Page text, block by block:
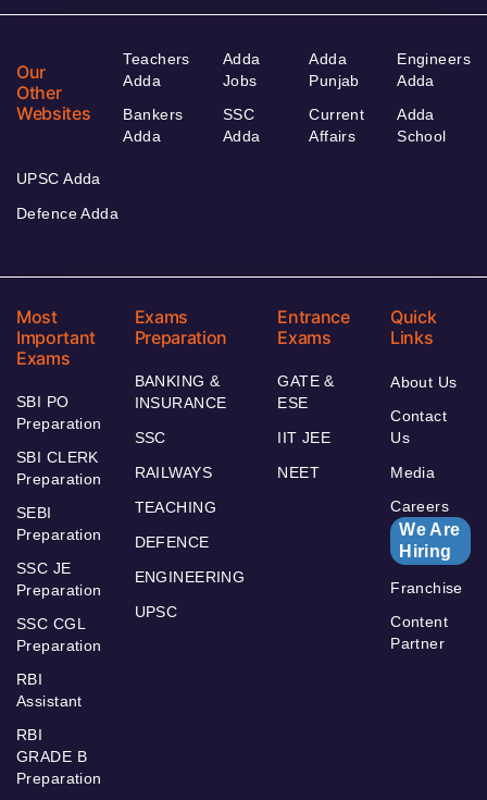
Our
Other
Websites
Teachers
Adda
Bankers
Adda
Adda
Jobs
SSC
Adda
Adda
Punjab
Current
Affairs
Engineers
Adda
Adda
School
UPSC Adda
Defence Adda
Most
Important
Exams
SBI PO
Preparation
SBI CLERK
Preparation
SEBI
Preparation
SSC JE
Preparation
SSC CGL
Preparation
RBI
Assistant
RBI
GRADE B
Preparation
Exams
Preparation
BANKING &
INSURANCE
SSC
RAILWAYS
TEACHING
DEFENCE
ENGINEERING
UPSC
Entrance
Exams
GATE &
ESE
IIT JEE
NEET
Quick
Links
About Us
Contact
Us
Media
Careers
We Are
Hiring
Franchise
Content
Partner